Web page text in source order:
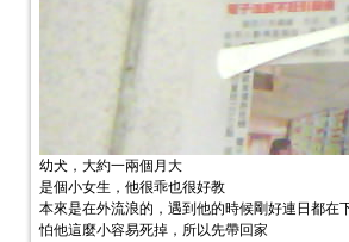
幼犬，大約一兩個月大
是個小女生，他很乖也很好教
本來是在外流浪的，遇到他的時候剛好連日都在
怕他這麼小容易死掉，所以先帶回家